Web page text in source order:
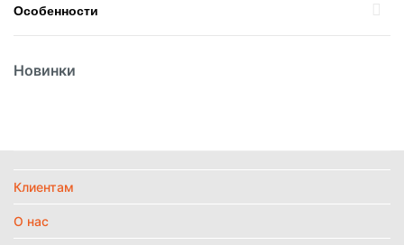
Особенности
Вид
Температурный режим Без режима
Найти похожие
Новинки
Клиентам
О нас